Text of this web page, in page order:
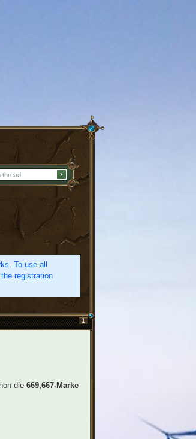
To use all
registration
1
die 669,667-Marke